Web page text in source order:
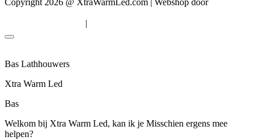
Copyright 2026 @ XtraWarmLed.com | Webshop door
|
Bas Lathhouwers
Xtra Warm Led
Bas
Welkom bij Xtra Warm Led, kan ik je Misschien ergens mee
helpen?